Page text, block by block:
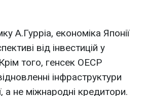
А.Гурріа, економіка Японії
від інвестицій у
того, генсек ОЕСР
інфраструктури
а не міжнародні кредитори.